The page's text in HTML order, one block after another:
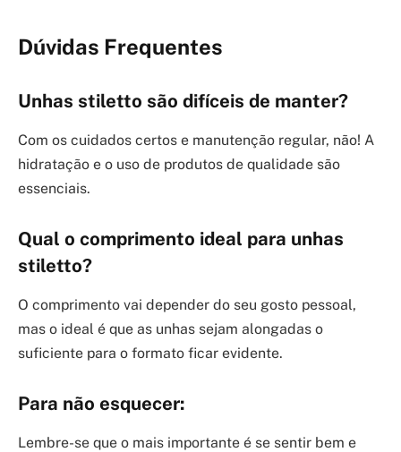
Dúvidas Frequentes
Unhas stiletto são difíceis de manter?
Com os cuidados certos e manutenção regular, não! A
hidratação e o uso de produtos de qualidade são
essenciais.
Qual o comprimento ideal para unhas
stiletto?
O comprimento vai depender do seu gosto pessoal,
mas o ideal é que as unhas sejam alongadas o
suficiente para o formato ficar evidente.
Para não esquecer:
Lembre-se que o mais importante é se sentir bem e